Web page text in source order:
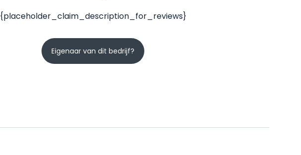
{placeholder_claim_description_for_reviews}
Eigenaar van dit bedrijf?